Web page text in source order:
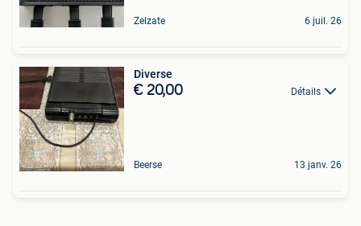
Zelzate 6 juil. 26
Diverse
€ 20,00 Détails
Beerse 13 janv. 26